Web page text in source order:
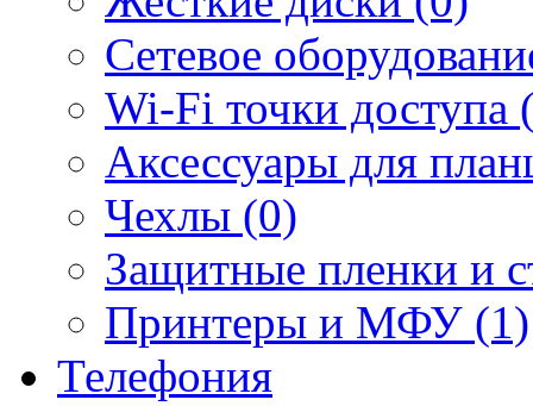
Сетевое
Wi-Fi точки доступа
Аксессуары для
Чехлы (0)
Защитные пленки и
Принтеры и МФУ (1)
Телефония